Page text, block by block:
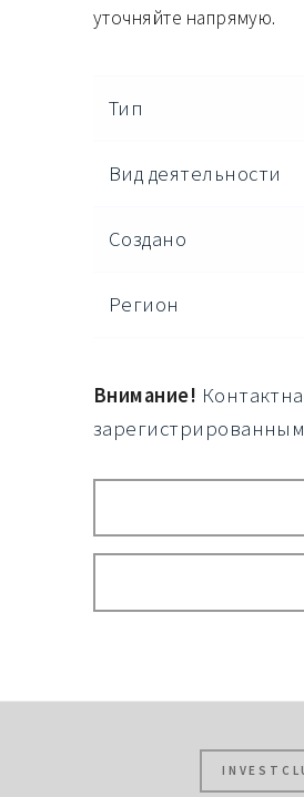
уточняйте напрямую.
Тип
Вид деятельности
Создано
Регион
Внимание!